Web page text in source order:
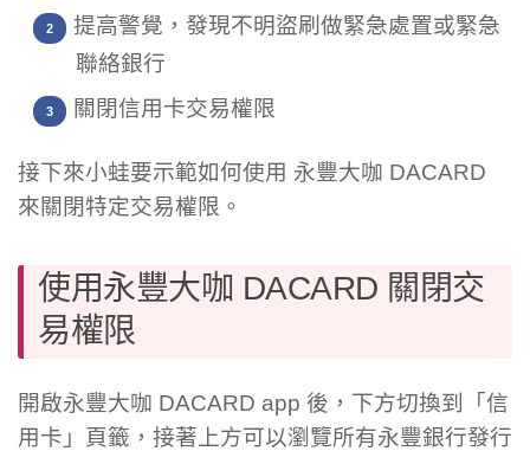
提高警覺，發現不明盜刷做緊急處置或緊急
聯絡銀行
關閉信用卡交易權限
接下來小蛙要示範如何使用 永豐大咖 DACARD
來關閉特定交易權限。
使用永豐大咖 DACARD 關閉交
易權限
開啟永豐大咖 DACARD app 後，下方切換到「信
用卡」頁籤，接著上方可以瀏覽所有永豐銀行發行